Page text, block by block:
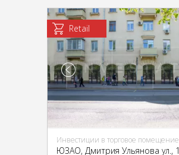
Retail
Инвестиции в торговое помещение